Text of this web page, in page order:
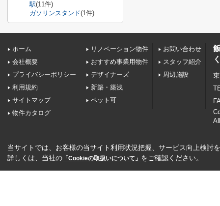
駅(11件)
ガソリンスタンド(1件)
ホーム
会社概要
プライバシーポリシー
利用規約
サイトマップ
物件カタログ
リノベーション物件
おすすめ事業用物件
デザイナーズ
新築・築浅
ペット可
お問い合わせ
スタッフ紹介
周辺施設
当サイトでは、お客様の当サイト利用状況把握、サービス向上検討
詳しくは、当社の 「Cookieの取扱いについて」 をご確認ください。